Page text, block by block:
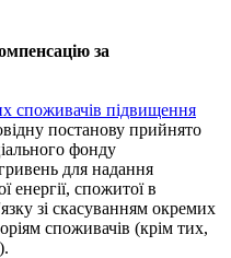
за
споживачів підвищення
постанову прийнято
фонду
для надання
енергії, спожитої в
зі скасуванням окремих
споживачів (крім тих,